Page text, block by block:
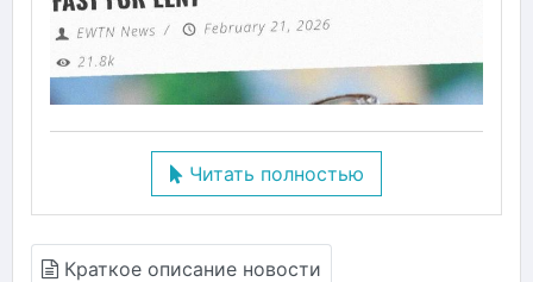
Читать полностью
Краткое описание новости